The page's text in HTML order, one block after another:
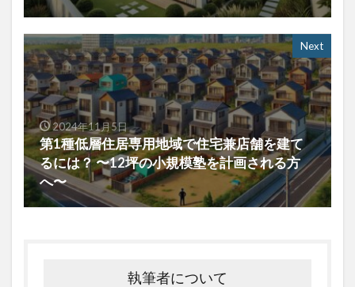
Next
2024年11月5日
第1種低層住居専用地域で住宅兼店舗を建て
るには？ 〜12坪の小規模塾を計画される方
へ〜
執筆者について